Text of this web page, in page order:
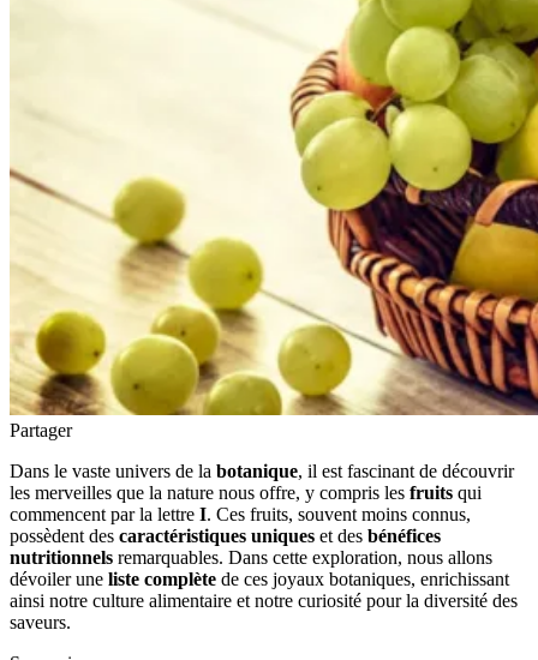
Partager
Dans le vaste univers de la botanique, il est fascinant de découvrir
les merveilles que la nature nous offre, y compris les fruits qui
commencent par la lettre I. Ces fruits, souvent moins connus,
possèdent des caractéristiques uniques et des bénéfices
nutritionnels remarquables. Dans cette exploration, nous allons
dévoiler une liste complète de ces joyaux botaniques, enrichissant
ainsi notre culture alimentaire et notre curiosité pour la diversité des
saveurs.